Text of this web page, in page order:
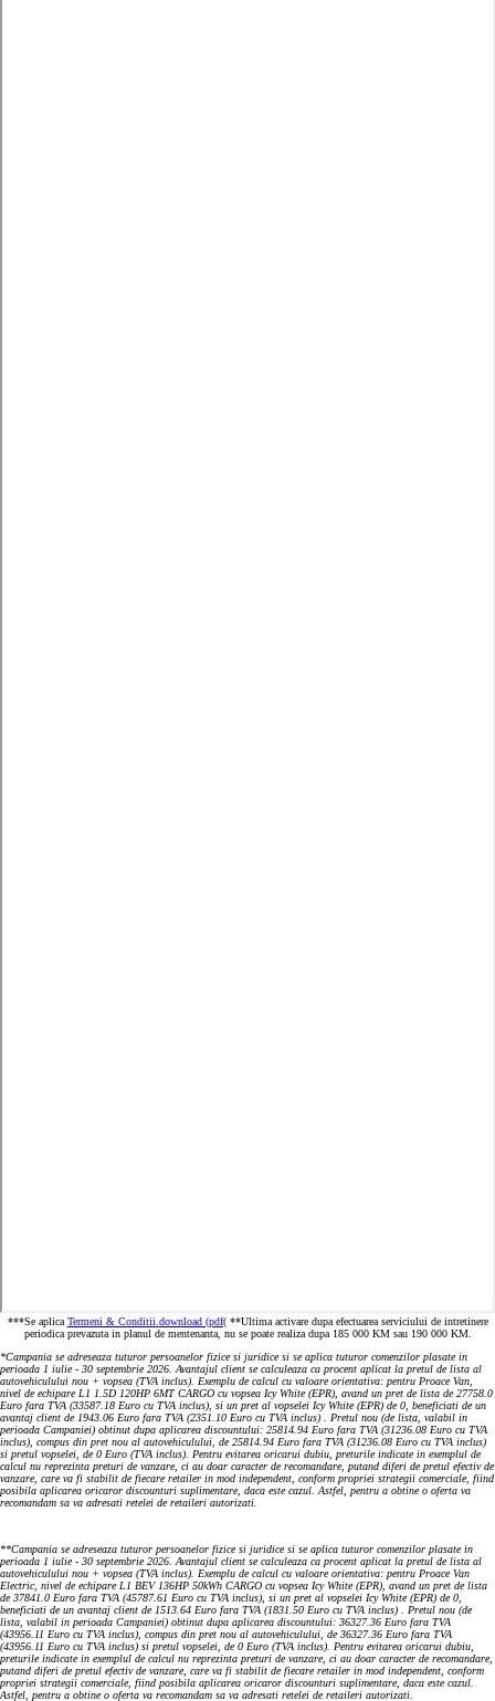
***Se aplicaTermeni & Conditii.download (pdf(**Ultima activare dupa efectuarea serviciului de intretinere
periodica prevazuta in planul de mentenanta, nu se poate realiza dupa 185 000 KM sau 190 000 KM.
*Campania se adreseaza tuturor persoanelor fizice si juridice si se aplica tuturor comenzilor plasate in
perioada 1 iulie - 30 septembrie 2026. Avantajul client se calculeaza ca procent aplicat la pretul de lista al
autovehiculului nou + vopsea (TVA inclus). Exemplu de calcul cu valoare orientativa: pentru Proace Van,
nivel de echipare L1 1.5D 120HP 6MT CARGO cu vopsea Icy White (EPR), avand un pret de lista de 27758.0
Euro fara TVA (33587.18 Euro cu TVA inclus), si un pret al vopselei Icy White (EPR) de 0, beneficiati de un
avantaj client de 1943.06 Euro fara TVA (2351.10 Euro cu TVA inclus) . Pretul nou (de lista, valabil in
perioada Campaniei) obtinut dupa aplicarea discountului: 25814.94 Euro fara TVA (31236.08 Euro cu TVA
inclus), compus din pret nou al autovehiculului, de 25814.94 Euro fara TVA (31236.08 Euro cu TVA inclus)
si pretul vopselei, de 0 Euro (TVA inclus). Pentru evitarea oricarui dubiu, preturile indicate in exemplul de
calcul nu reprezinta preturi de vanzare, ci au doar caracter de recomandare, putand diferi de pretul efectiv de
vanzare, care va fi stabilit de fiecare retailer in mod independent, conform propriei strategii comerciale, fiind
posibila aplicarea oricaror discounturi suplimentare, daca este cazul. Astfel, pentru a obtine o oferta va
recomandam sa va adresati retelei de retaileri autorizati.
**Campania se adreseaza tuturor persoanelor fizice si juridice si se aplica tuturor comenzilor plasate in
perioada 1 iulie - 30 septembrie 2026. Avantajul client se calculeaza ca procent aplicat la pretul de lista al
autovehiculului nou + vopsea (TVA inclus). Exemplu de calcul cu valoare orientativa: pentru Proace Van
Electric, nivel de echipare L1 BEV 136HP 50kWh CARGO cu vopsea Icy White (EPR), avand un pret de lista
de 37841.0 Euro fara TVA (45787.61 Euro cu TVA inclus), si un pret al vopselei Icy White (EPR) de 0,
beneficiati de un avantaj client de 1513.64 Euro fara TVA (1831.50 Euro cu TVA inclus) . Pretul nou (de
lista, valabil in perioada Campaniei) obtinut dupa aplicarea discountului: 36327.36 Euro fara TVA
(43956.11 Euro cu TVA inclus), compus din pret nou al autovehiculului, de 36327.36 Euro fara TVA
(43956.11 Euro cu TVA inclus) si pretul vopselei, de 0 Euro (TVA inclus). Pentru evitarea oricarui dubiu,
preturile indicate in exemplul de calcul nu reprezinta preturi de vanzare, ci au doar caracter de recomandare,
putand diferi de pretul efectiv de vanzare, care va fi stabilit de fiecare retailer in mod independent, conform
propriei strategii comerciale, fiind posibila aplicarea oricaror discounturi suplimentare, daca este cazul.
Astfel, pentru a obtine o oferta va recomandam sa va adresati retelei de retaileri autorizati.